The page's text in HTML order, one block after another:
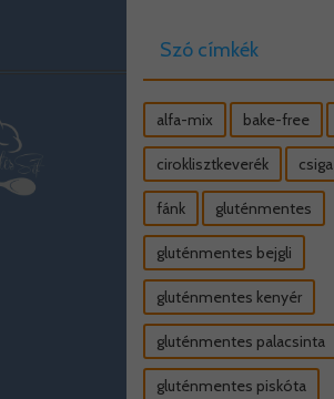
Szó címkék
alfa-mix bake-free
ciroklisztkeverék csiga
fánk gluténmentes
gluténmentes bejgli
gluténmentes kenyér
gluténmentes palacsinta
gluténmentes piskóta